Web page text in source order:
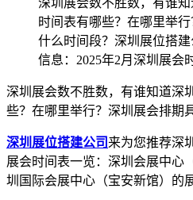
深圳展会数不胜数，有谁知
时间表有哪些？在哪里举
什么时间段？深圳展位搭
信息：2025年2月深圳展会
深圳展会数不胜数，有谁知道深
些？在哪里举行？深圳展会排期
深圳展位搭建公司 来为您推荐深
展会时间表一览：深圳会展中心
圳国际会展中心（宝安新馆）的